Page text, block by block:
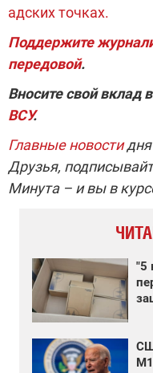
адских точках.
Поддержите
передовой.
Вносите свой вклад
ВСУ.
Главные новостидня
Друзья,
Минута – и вы в
"5